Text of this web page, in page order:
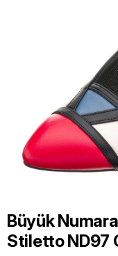
Büyük
Stiletto ND97